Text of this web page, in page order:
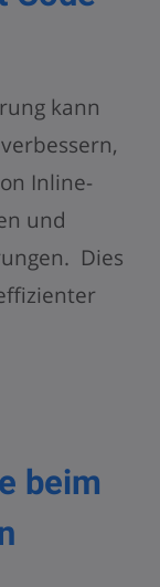
kann
Inline-
und
Dies
beim